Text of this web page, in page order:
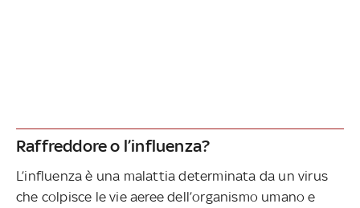
Raffreddore o l’influenza?
L’influenza è una malattia determinata da un virus
che colpisce le vie aeree dell’organismo umano e